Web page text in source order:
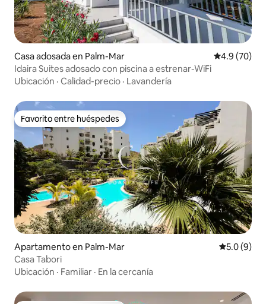
Casa adosada en Palm-Mar Calificación
4.9 (70)
Idaira Suites adosado con piscina a estrenar-WiFi
Ubicación · Calidad-precio · Lavandería
Favorito entre huéspedes
Favorito entre huéspedes
Apartamento en Palm-Mar
5.0 (9)
Casa Tabori
Ubicación · Familiar · En la cercanía